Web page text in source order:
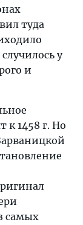
туда
у
и
к 1458 г. Но
самых